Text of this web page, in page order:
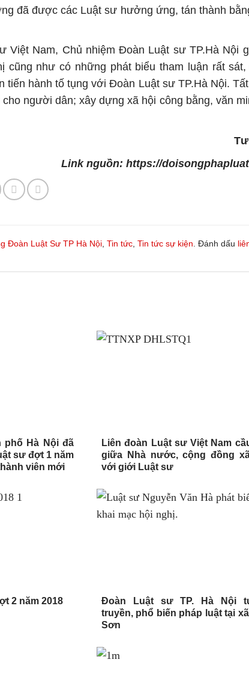
đã được các Luật sư hưởng ứng, tán thành
Việt Nam, Chủ nhiệm Đoàn Luật sư TP.Hà Nội
như có những phát biểu tham luận rất sát,
hành tố tụng với Đoàn Luật sư TP.Hà Nội.
người dân; xây dựng xã hội công bằng, văn
Link nguồn: https://
Đoàn Luật Sư TP Hà Nội Tin tức Tin tức sự kiện . Đánh dấu
phố Hà Nội đã
sư đợt 1 năm
viên mới
Liên đoàn Luật sư Việt Nam
giữa Nhà nước, cộng đồng
với giới Luật sư
2 năm 2018
Đoàn Luật sư TP. Hà Nội
truyền, phổ biến pháp luật tại
Sơn